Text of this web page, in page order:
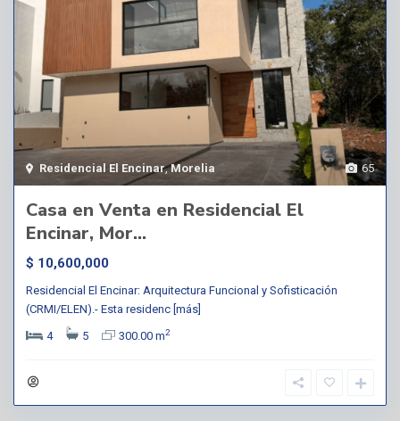
65
Residencial El Encinar,Morelia
Casa en Venta en Residencial El
Encinar, Mor...
$ 10,600,000
Residencial El Encinar: Arquitectura Funcional y Sofisticación
(CRMI/ELEN).- Esta residenc [más]
4
5 300.00 m2